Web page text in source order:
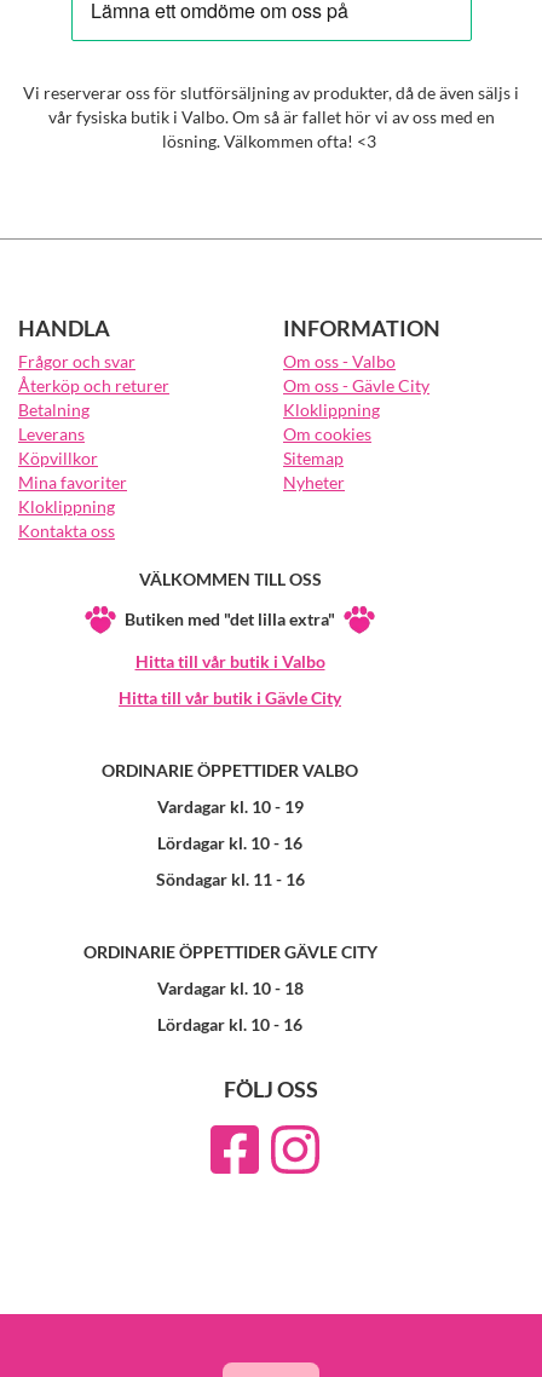
Vi reserverar oss för slutförsäljning av produkter, då de även säljs i
vår fysiska butik i Valbo. Om så är fallet hör vi av oss med en
lösning. Välkommen ofta! <3
HANDLA
Frågor och svar
Återköp och returer
Betalning
Leverans
Köpvillkor
Mina favoriter
Kloklippning
Kontakta oss
INFORMATION
Om oss - Valbo
Om oss - Gävle City
Kloklippning
Om cookies
Sitemap
Nyheter
VÄLKOMMEN TILL OSS
Butiken med "det lilla extra"
Hitta till vår butik i Valbo
Hitta till vår butik i Gävle City
ORDINARIE ÖPPETTIDER VALBO
Vardagar kl. 10 - 19
Lördagar kl. 10 - 16
Söndagar kl. 11 - 16
ORDINARIE ÖPPETTIDER GÄVLE CITY
Vardagar kl. 10 - 18
Lördagar kl. 10 - 16
FÖLJ OSS